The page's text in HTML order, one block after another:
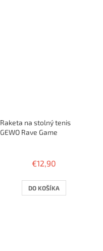
Raketa na stolný tenis
GEWO Rave Game
produktu
3,2
z
€12,90
DO KOŠÍKA